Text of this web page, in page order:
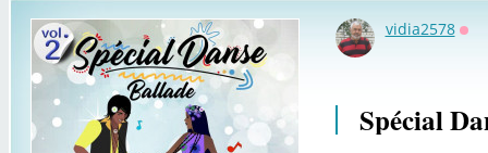
vidia2578
Spécial